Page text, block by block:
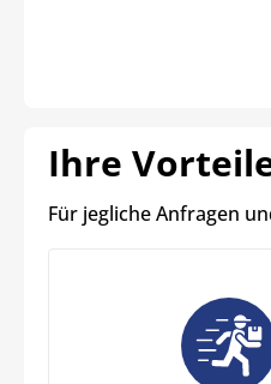
Ihre
Für jegliche Anfragen